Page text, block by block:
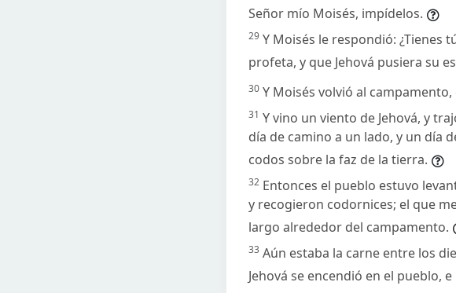
Señor mío Moisés, impídelos.
29 Y Moisés le respondió: ¿Tienes
profeta, y que Jehová pusiera su
30 Y Moisés volvió al
31 Y vino un viento de Jehová, y
día de camino a un lado, y un día
codos sobre la faz de la tierra.
32 Entonces el pueblo estuvo
y recogieron codornices; el que
largo alrededor del campamento.
33 Aún estaba la carne entre los
Jehová se encendió en el pueblo,